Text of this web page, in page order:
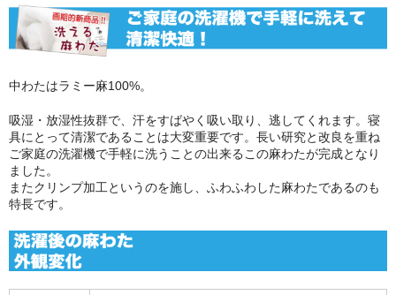
中わたはラミー麻100%。
吸湿・放湿性抜群で、汗をすばやく吸い取り、逃してくれます。寝
具にとって清潔であることは大変重要です。長い研究と改良を重ね
ご家庭の洗濯機で手軽に洗うことの出来るこの麻わたが完成となり
ました。
またクリンプ加工というのを施し、ふわふわした麻わたであるのも
特長です。